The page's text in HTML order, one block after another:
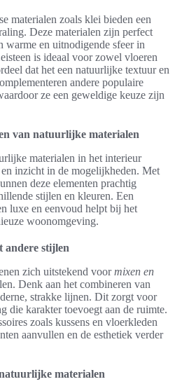
materialen zoals klei bieden een
Deze materialen zijn perfect
warme en uitnodigende sfeer in
is ideaal voor zowel vloeren
dat het een natuurlijke textuur en
andere populaire
ze een geweldige keuze zijn
van natuurlijke materialen
materialen in het interieur
inzicht in de mogelijkheden. Met
deze elementen prachtig
stijlen en kleuren. Een
luxe en eenvoud helpt bij het
woonomgeving.
andere stijlen
zich uitstekend voormixen en
Denk aan het combineren van
strakke lijnen. Dit zorgt voor
die karakter toevoegt aan de ruimte.
zoals kussens en vloerkleden
aanvullen en de esthetiek verder
materialen